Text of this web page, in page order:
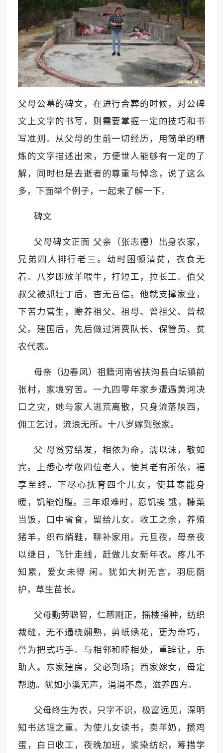
父母公墓的碑文，在进行合葬的时候，对公碑
文上文字的书写，则需要掌握一定的技巧和书
写准则。从父母的生前一切经历，用简单的精
炼的文字描述出来，方便世人能够有一定的了
解，同时也是去逝者的尊重与悼念，说了这么
多，下面举个例子，一起来了解一下。
碑文
父母碑文正面 父亲（张志德）出身农家，
兄弟四人排行老三。幼时困顿清贫，衣食无
着。八岁即放羊喂牛，打短工，拉长工。伯父
叔父被抓壮丁后，杳无音信。他就支撑家业，
下苦力营生，赡养祖父、祖母、曾祖父、曾叔
父。建国后，先后做过消费队长、保管员、贫
农代表。
母亲（边春凤）祖籍河南省扶沟县白坛镇前
张村，家境穷苦。一九四零年家乡遭遇黄河决
口之灾，她与家人逃荒离散，只身流落陕西，
佣工乞讨，流浪无所。十八岁嫁到张家。
父 母贫穷结发，相依为命，濡以沫，敬如
宾。上悉心孝敬四位老人，使其老有所依，福
享至终。下尽心抚育四个儿女，使其寒能身
暖，饥能饱腹。三年艰难时，忍饥挨 饿，糠菜
当饭，口中省食，留给儿女。收工之余，养殖
猪羊，织布绱鞋，聊补家用。元旦夜，母亲夜
以继日，飞针走线，赶做儿女新年衣。疼儿不
知累，爱女未得 闲。犹如大树无言，羽庇荫
护，草生苗长。
父母勤劳聪智，仁慈刚正，摇楼播种，纺织
裁缝，无不通晓娴熟，剪纸绣花，更为奇巧，
誉为把式巧手。与相邻和睦相处，重辞让，乐
助人。东家建房，父必到场；西家嫁女，母定
帮助。犹如小溪无声，涓涓不息，滋养四方。
父母终生为农，只字不识，极富远见，深明
知书达理之重。为使儿女读书，卖羊奶，攒鸡
蛋，白日收工，夜晚加班，浆染纺织，筹措学